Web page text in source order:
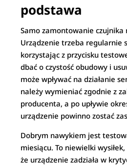
podstawa
Samo zamontowanie czujnika
Urządzenie trzeba regularnie
korzystając z przycisku
dbać o czystość obudowy i
może wpływać na działanie
należy wymieniać zgodnie z
producenta, a po upływie
urządzenie powinno zostać
Dobrym nawykiem jest
miesiącu. To niewielki
że urządzenie zadziała w